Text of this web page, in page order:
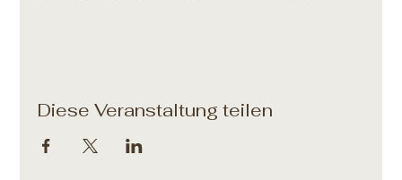
Diese Veranstaltung teilen